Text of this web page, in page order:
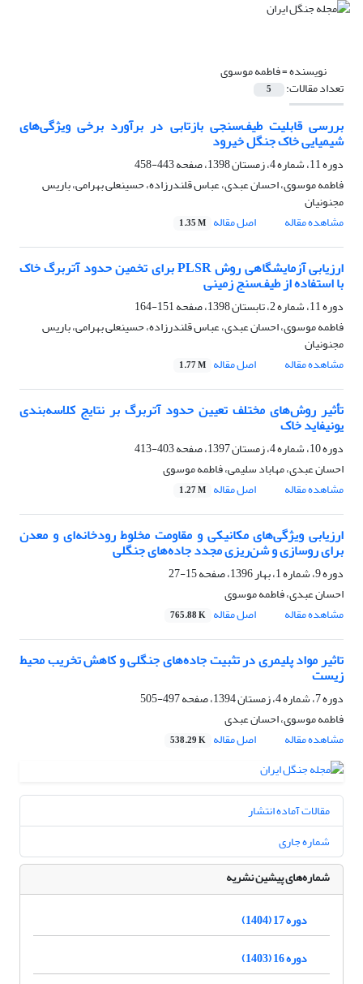
نویسنده =فاطمه موسوی
تعداد مقالات: 5
بررسی قابلیت طیف‌سنجی بازتابی در برآورد برخی ویژگی‌های
شیمیایی خاک جنگل خیرود
دوره 11، شماره 4، زمستان 1398، صفحه
443-458
فاطمه موسوی، احسان عبدی، عباس قلندرزاده، حسینعلی بهرامی، باریس
مجنونیان
مشاهده مقاله
اصل مقاله 1.35 M
ارزیابی آزمایشگاهی روش PLSR برای تخمین حدود آتربرگ خاک
با استفاده از طیف‌سنج زمینی
دوره 11، شماره 2، تابستان 1398، صفحه
151-164
فاطمه موسوی، احسان عبدی، عباس قلندرزاده، حسینعلی بهرامی، باریس
مجنونیان
مشاهده مقاله
اصل مقاله 1.77 M
تأثیر روش‌های مختلف تعیین حدود آتربرگ بر نتایج کلاسه‌بندی
یونیفاید خاک
دوره 10، شماره 4، زمستان 1397، صفحه
403-413
احسان عبدی، مهاباد سلیمی، فاطمه موسوی
مشاهده مقاله
اصل مقاله 1.27 M
ارزیابی ویژگی‌های مکانیکی و مقاومت مخلوط رودخانه‌ای و معدن
برای روسازی و شن‌ریزی مجدد جاده‌های جنگلی
دوره 9، شماره 1، بهار 1396، صفحه
15-27
احسان عبدی، فاطمه موسوی
مشاهده مقاله
اصل مقاله 765.88 K
تاثیر مواد پلیمری در تثبیت جاده‌های جنگلی و کاهش تخریب محیط
زیست
دوره 7، شماره 4، زمستان 1394، صفحه
497-505
فاطمه موسوی، احسان عبدی
مشاهده مقاله
اصل مقاله 538.29 K
مقالات آماده انتشار
شماره جاری
شماره‌های پیشین نشریه
دوره 17 (1404)
دوره 16 (1403)